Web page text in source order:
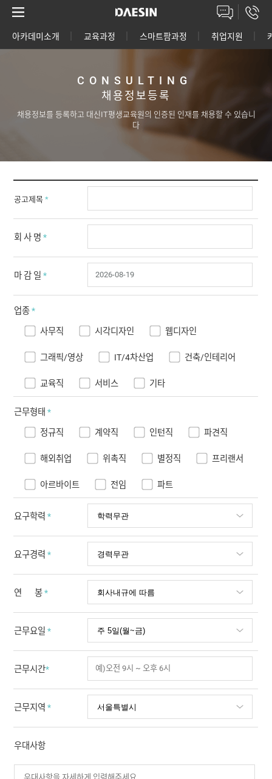
아카데미소개 교육과정 스마트팜과정 취업지원
CONSULTING
채용정보등록
채용정보를 등록하고 대신IT평생교육원의 인증된 인재를 채용할 수 있습니
다
공고제목*
회 사 명*
마 감 일*
업종*
사무직
시각디자인 웹디자인
그래픽/영상 IT/4차산업 건축/인테리어
교육직 서비스 기타
근무형태*
정규직
계약직 인턴직 파견직
해외취업 위촉직 별정직 프리랜서
아르바이트 전임 파트
요구학력*
요구경력*
연 봉*
근무요일*
근무시간*
근무지역*
우대사항